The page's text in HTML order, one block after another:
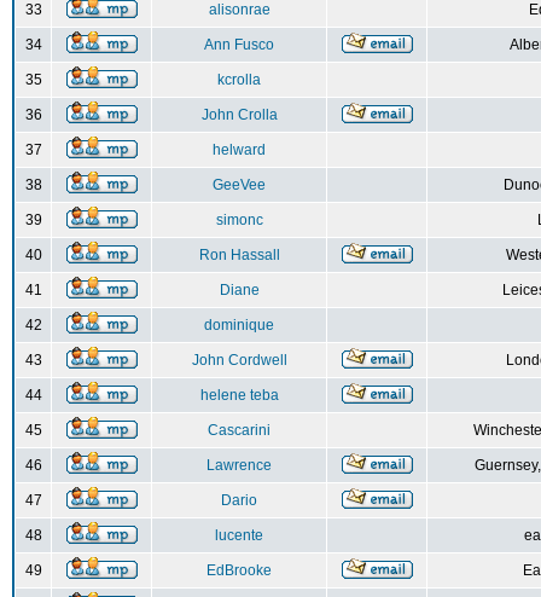
33 alisonrae
34 Ann Fusco
35 kcrolla
36 John Crolla
37 helward
38 GeeVee
39 simonc
40 Ron Hassall
41 Diane
42 dominique
43 John Cordwell
44 helene teba
45 Cascarini
46 Lawrence
47 Dario
48 lucente
49 EdBrooke